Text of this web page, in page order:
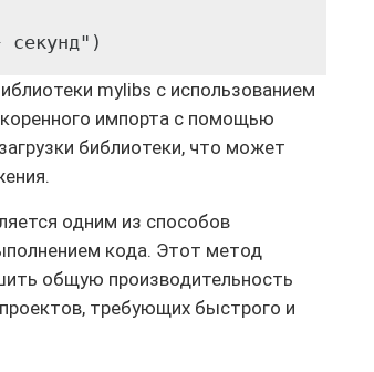
mylibs с использованием
импорта с помощью
библиотеки, что может
одним из способов
кода. Этот метод
общую производительность
требующих быстрого и